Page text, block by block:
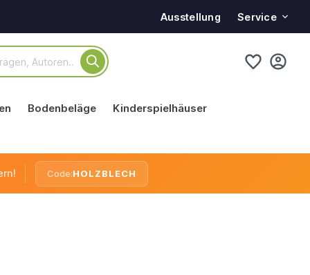
Ausstellung Service
Bodenbeläge Kinderspielhäuser
Code:HOLZBLECH